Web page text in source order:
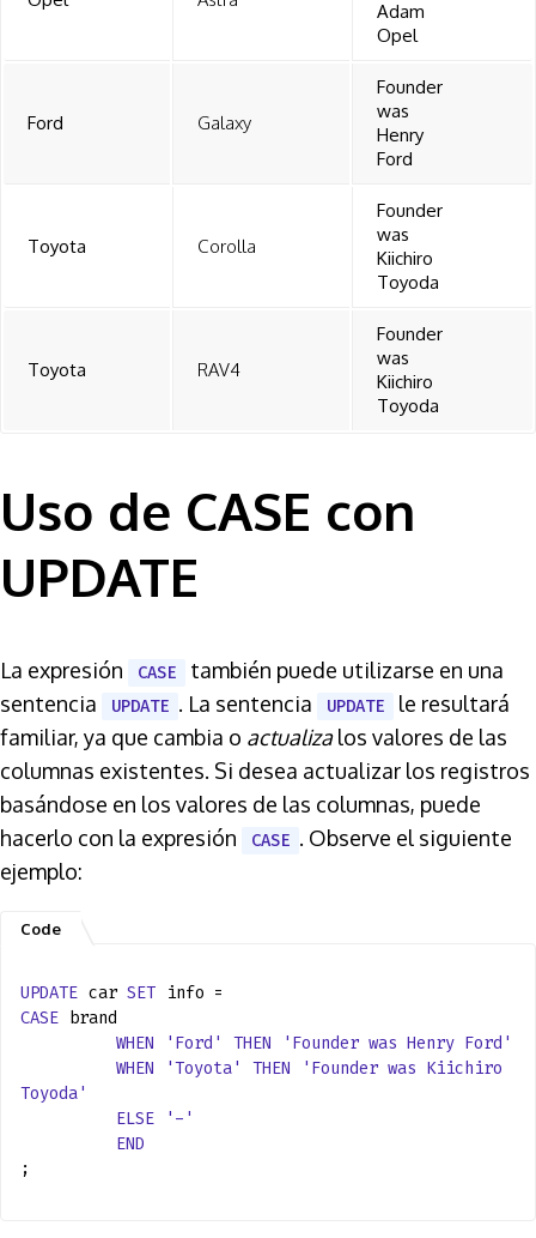
Adam
Opel
Ford Galaxy
Founder
was
Henry
Ford
Toyota Corolla
Founder
was
Kiichiro
Toyoda
Toyota RAV4
Founder
was
Kiichiro
Toyoda
Uso de CASE con
UPDATE
La expresión CASE
también puede utilizarse en una
sentencia
UPDATE . La sentencia UPDATE
le resultará
familiar, ya que cambia o actualizalos valores de las
columnas existentes. Si desea actualizar los registros
basándose en los valores de las columnas, puede
hacerlo con la expresión
CASE . Observe el siguiente
ejemplo:
UPDATE car SET info =
CASE brand
WHEN
'Ford' THEN
'Founder was Henry Ford'
WHEN
'Toyota' THEN
'Founder was Kiichiro
Toyoda'
ELSE
'-'
END
;